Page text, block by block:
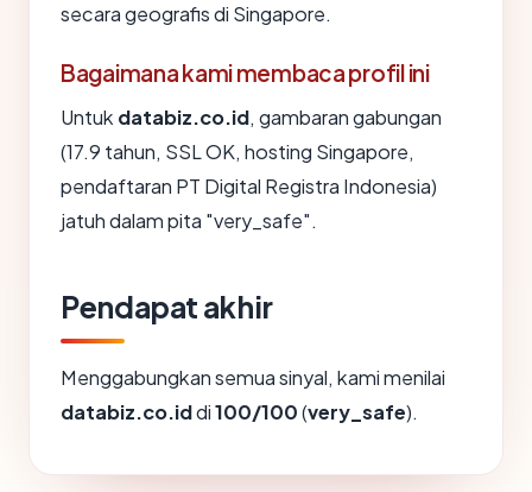
secara geografis di Singapore.
Bagaimana kami membaca profil ini
Untuk databiz.co.id, gambaran gabungan
(17.9 tahun, SSL OK, hosting Singapore,
pendaftaran PT Digital Registra Indonesia)
jatuh dalam pita "very_safe".
Pendapat akhir
Menggabungkan semua sinyal, kami menilai
databiz.co.iddi100/100(very_safe).